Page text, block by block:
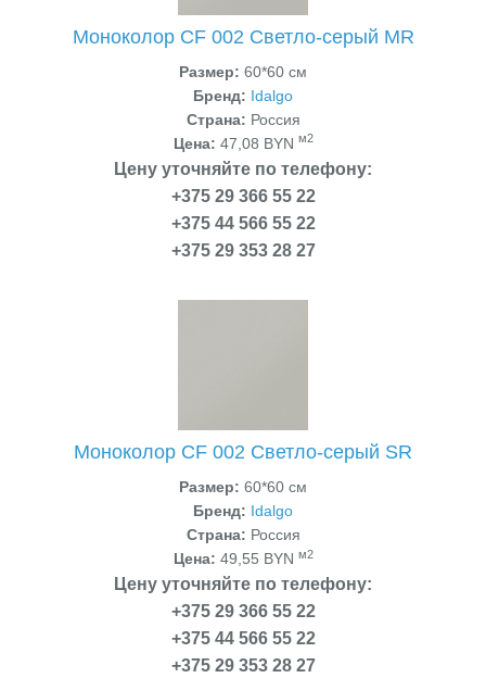
Моноколор CF 002 Светло-серый MR
Размер: 60*60 см
Бренд: Idalgo
Страна: Россия
Цена: 47,08 BYN м2
Цену уточняйте по телефону:
+375 29 366 55 22
+375 44 566 55 22
+375 29 353 28 27
Моноколор CF 002 Светло-серый SR
Размер: 60*60 см
Бренд: Idalgo
Страна: Россия
Цена: 49,55 BYN м2
Цену уточняйте по телефону:
+375 29 366 55 22
+375 44 566 55 22
+375 29 353 28 27